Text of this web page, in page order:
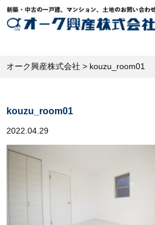
オーク興産株式会社 > kouzu_room01
kouzu_room01
2022.04.29